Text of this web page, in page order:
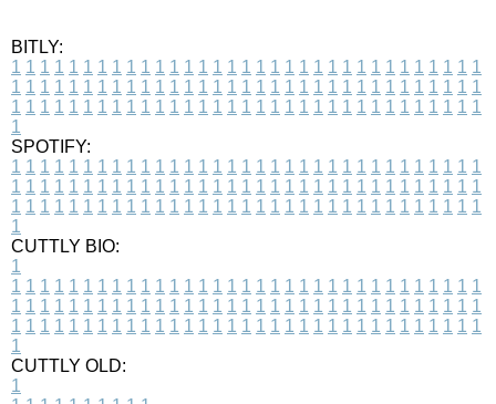
BITLY:
1 1 1 1 1 1 1 1 1 1 1 1 1 1 1 1 1 1 1 1 1 1 1 1 1 1 1 1 1 1 1 1 1
1 1 1 1 1 1 1 1 1 1 1 1 1 1 1 1 1 1 1 1 1 1 1 1 1 1 1 1 1 1 1 1 1
1 1 1 1 1 1 1 1 1 1 1 1 1 1 1 1 1 1 1 1 1 1 1 1 1 1 1 1 1 1 1 1 1
1
SPOTIFY:
1 1 1 1 1 1 1 1 1 1 1 1 1 1 1 1 1 1 1 1 1 1 1 1 1 1 1 1 1 1 1 1 1
1 1 1 1 1 1 1 1 1 1 1 1 1 1 1 1 1 1 1 1 1 1 1 1 1 1 1 1 1 1 1 1 1
1 1 1 1 1 1 1 1 1 1 1 1 1 1 1 1 1 1 1 1 1 1 1 1 1 1 1 1 1 1 1 1 1
1
CUTTLY BIO:
1
1 1 1 1 1 1 1 1 1 1 1 1 1 1 1 1 1 1 1 1 1 1 1 1 1 1 1 1 1 1 1 1 1
1 1 1 1 1 1 1 1 1 1 1 1 1 1 1 1 1 1 1 1 1 1 1 1 1 1 1 1 1 1 1 1 1
1 1 1 1 1 1 1 1 1 1 1 1 1 1 1 1 1 1 1 1 1 1 1 1 1 1 1 1 1 1 1 1 1
1
CUTTLY OLD:
1